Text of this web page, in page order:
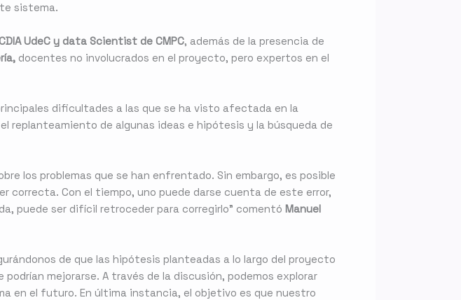
sistema.
UdeC y data Scientist de CMPC, además de la presencia de
docentes no involucrados en el proyecto, pero expertos en el
dificultades a las que se ha visto afectada en la
replanteamiento de algunas ideas e hipótesis y la búsqueda de
los problemas que se han enfrentado. Sin embargo, es posible
correcta. Con el tiempo, uno puede darse cuenta de este error,
puede ser difícil retroceder para corregirlo” comentó Manuel
de que las hipótesis planteadas a lo largo del proyecto
mejorarse. A través de la discusión, podemos explorar
en el futuro. En última instancia, el objetivo es que nuestro